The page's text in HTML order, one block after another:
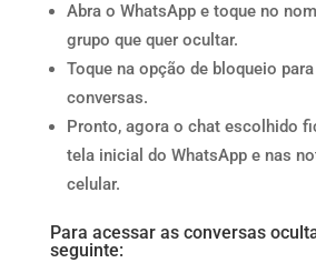
Abra o WhatsApp e toque no
grupo que quer ocultar.
Toque na opção de bloqueio
conversas.
Pronto, agora o chat escolhido
tela inicial do WhatsApp e nas
celular.
Para acessar as conversas
seguinte: